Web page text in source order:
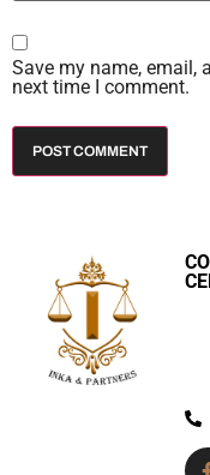
Save my name, email,
next time I comment.